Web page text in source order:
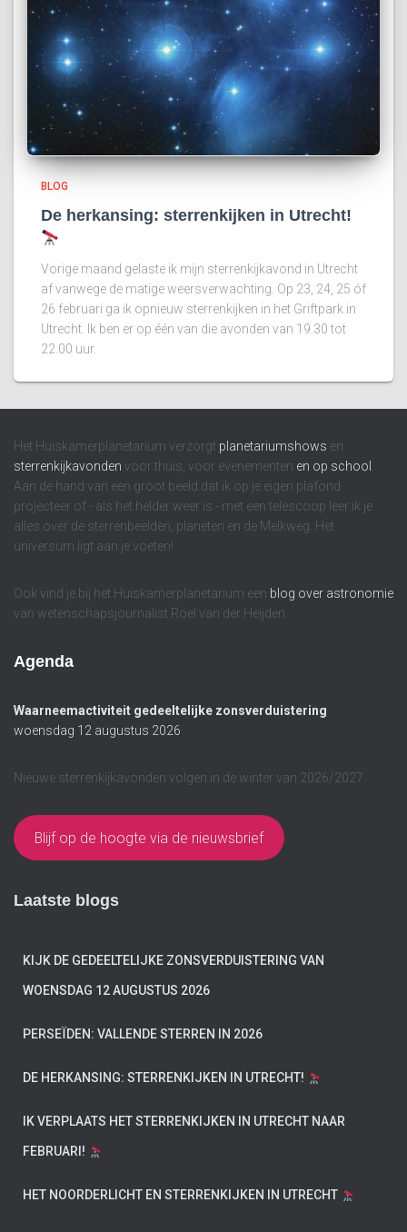
BLOG
De herkansing: sterrenkijken in Utrecht!
Vorige maand gelaste ik mijn sterrenkijkavond in Utrecht
af vanwege de matige weersverwachting. Op 23, 24, 25 óf
26 februari ga ik opnieuw sterrenkijken in het Griftpark in
Utrecht. Ik ben er op één van die avonden van 19.30 tot
22.00 uur.
Het Huiskamerplanetarium verzorgt planetariumshows en
sterrenkijkavonden voor thuis, voor evenementen en op school .
Aan de hand van een groot beeld dat ik op je eigen plafond
projecteer of - als het helder weer is - met een telescoop leer ik je
alles over de sterrenbeelden, planeten en de Melkweg. Het
universum ligt aan je voeten!
Ook vind je bij het Huiskamerplanetarium een blog over astronomie
van wetenschapsjournalist Roel van der Heijden.
Agenda
Waarneemactiviteit gedeeltelijke zonsverduistering
woensdag 12 augustus 2026
Nieuwe sterrenkijkavonden volgen in de winter van 2026/2027.
Blijf op de hoogte via de nieuwsbrief
Laatste blogs
KIJK DE GEDEELTELIJKE ZONSVERDUISTERING VAN
WOENSDAG 12 AUGUSTUS 2026
PERSEÏDEN: VALLENDE STERREN IN 2026
DE HERKANSING: STERRENKIJKEN IN UTRECHT!
IK VERPLAATS HET STERRENKIJKEN IN UTRECHT NAAR
FEBRUARI!
HET NOORDERLICHT EN STERRENKIJKEN IN UTRECHT